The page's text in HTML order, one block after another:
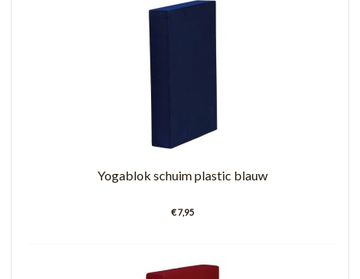
Yogablok schuim plastic blauw
€ 7,95